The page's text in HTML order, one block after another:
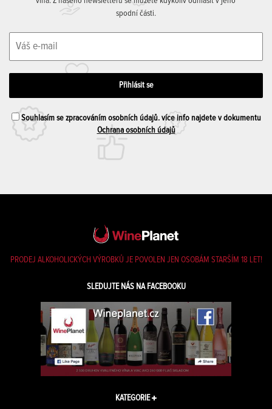
spodní části.
Souhlasím se zpracováním osobních údajů. více info najdete v dokumentu
Ochrana osobních údajů
PRODEJ ALKOHOLICKÝCH VÝROBKŮ JE POVOLEN JEN OSOBÁM STARŠÍM 18 LET!
SLEDUJTE NÁS NA FACEBOOKU
KATEGORIE